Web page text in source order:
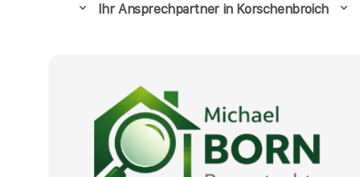
Ihr Ansprechpartner in Korschenbroich